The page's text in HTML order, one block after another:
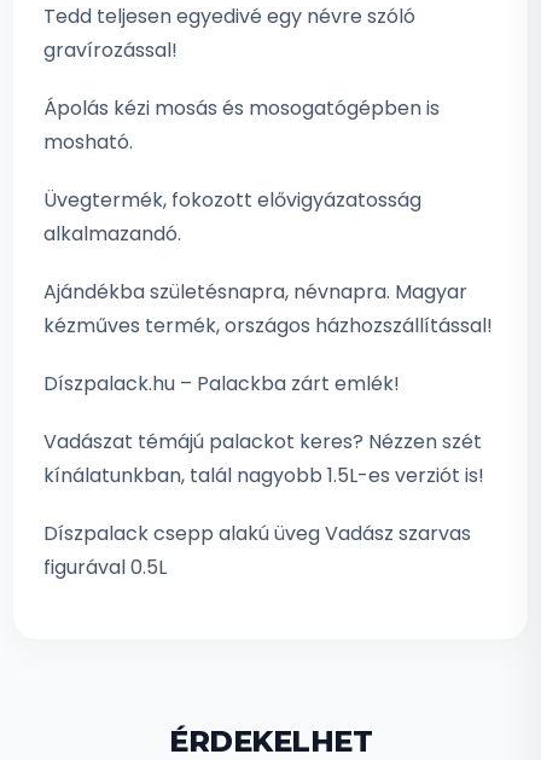
Tedd teljesen egyedivé egy névre szóló
gravírozással!
Ápolás kézi mosás és mosogatógépben is
mosható.
Üvegtermék, fokozott elővigyázatosság
alkalmazandó.
Ajándékba születésnapra, névnapra. Magyar
kézműves termék, országos házhozszállítással!
Díszpalack.hu – Palackba zárt emlék!
Vadászat témájú palackot keres? Nézzen szét
kínálatunkban, talál nagyobb 1.5L-es verziót is!
Díszpalack csepp alakú üveg Vadász szarvas
figurával 0.5L
ÉRDEKELHET